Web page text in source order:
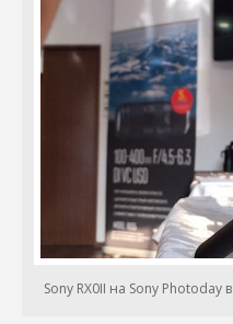
Sony RX0II на Sony Photoday